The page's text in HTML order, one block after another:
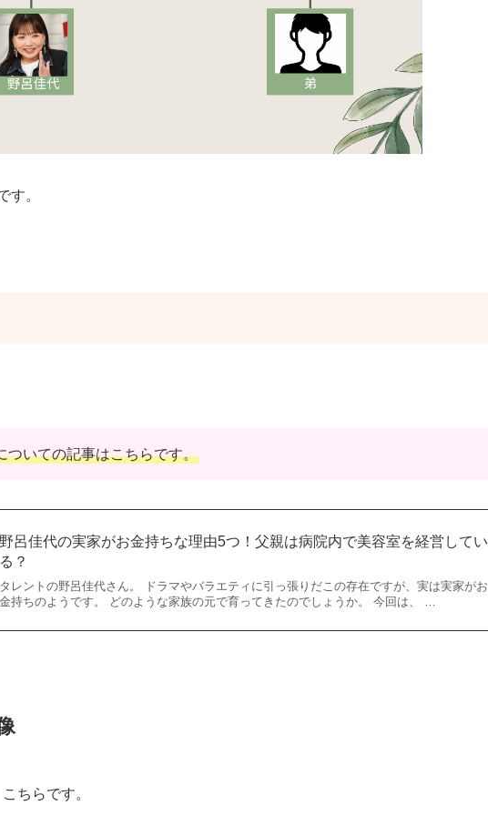
す。
ついての記事はこちらです。
野呂佳代の実家がお金持ちな理由5つ！父親は病院内で美容室を経営してい
る？
タレントの野呂佳代さん。 ドラマやバラエティに引っ張りだこの存在ですが、実は実家がお
金持ちのようです。 どのような家族の元で育ってきたのでしょうか。 今回は、 …
ちらです。